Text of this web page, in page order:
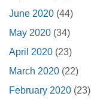
June 2020 (44)
May 2020 (34)
April 2020 (23)
March 2020 (22)
February 2020 (23)